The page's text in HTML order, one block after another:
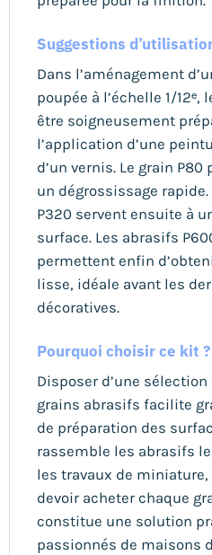
Suggestions
Dans l’aménagement
poupée à l’échelle 1/
être soigneusement
l’application d’une
d’un vernis. Le grain
un dégrossissage rapide.
P320 servent ensuite à
surface. Les abrasifs
permettent enfin
lisse, idéale avant les
décoratives.
Pourquoi choisir ce kit ?
Disposer d’une
grains abrasifs facilite
de préparation des
rassemble les abrasifs
les travaux de
devoir acheter chaque
constitue une solution
passionnés de maisons